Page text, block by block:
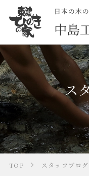
ス
TOP スタッフブログ